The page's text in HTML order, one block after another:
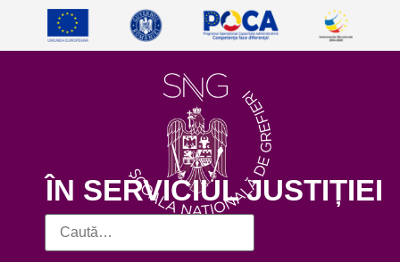
ÎN SERVICIUL JUSTIȚIEI